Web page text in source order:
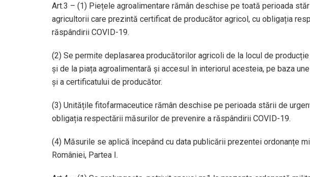
Art.3 – (1) Piețele agroalimentare rămân deschise pe toată perioada
agricultorii care prezintă certificat de producător agricol, cu obligația
răspândirii COVID-19.
(2) Se permite deplasarea producătorilor agricoli de la locul de
și de la piața agroalimentară și accesul în interiorul acesteia, pe baza
și a certificatului de producător.
(3) Unitățile fitofarmaceutice rămân deschise pe perioada stării de
obligația respectării măsurilor de prevenire a răspândirii COVID-19.
(4) Măsurile se aplică începând cu data publicării prezentei ordonanțe
României, Partea I.